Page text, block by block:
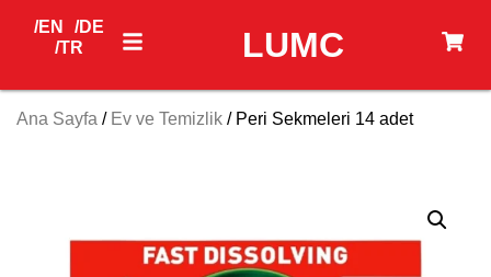
LUMC
/EN
/DE
/TR
Ana Sayfa / Ev ve Temizlik / Peri Sekmeleri 14 adet